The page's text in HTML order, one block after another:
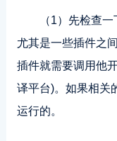
（1）先检查
尤其是一些插件之
插件就需要调用他
译平台)。如果相关
运行的。